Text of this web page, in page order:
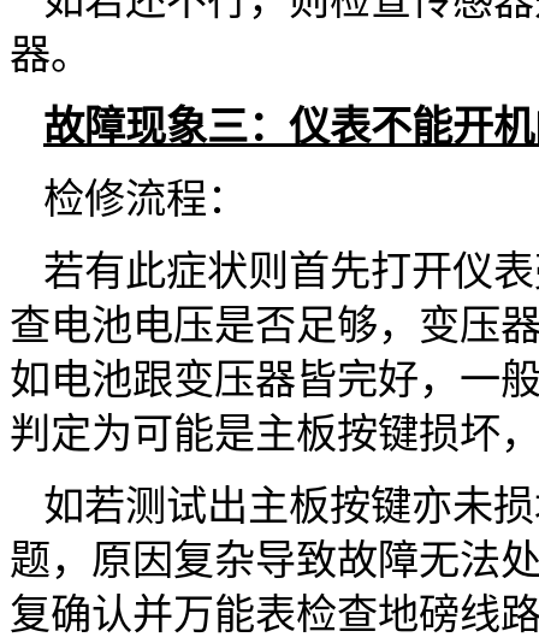
器。
故障现象三：仪表不能开
检修流程：
若有此症状则首先打开仪
查电池电压是否足够，变压
如电池跟变压器皆完好，一
判定为可能是主板按键损坏
如若测试出主板按键亦未
题，原因复杂导致故障无法
复确认并万能表检查地磅线